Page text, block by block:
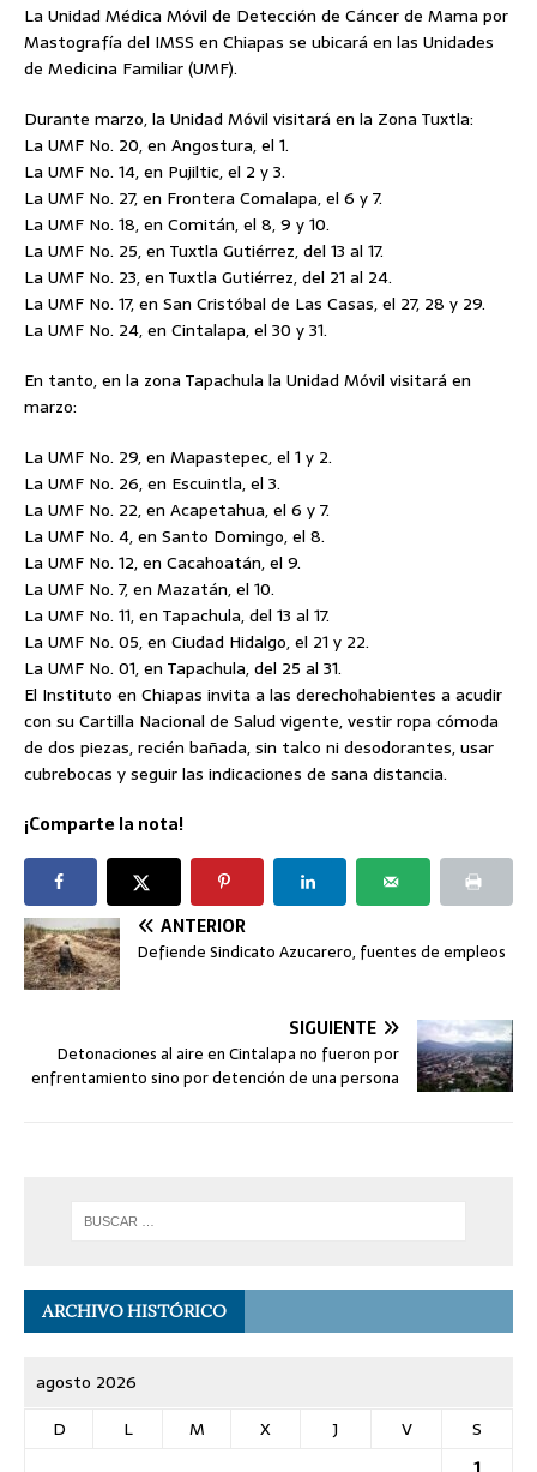
La Unidad Médica Móvil de Detección de Cáncer de Mama por
Mastografía del IMSS en Chiapas se ubicará en las Unidades
de Medicina Familiar (UMF).
Durante marzo, la Unidad Móvil visitará en la Zona Tuxtla:
La UMF No. 20, en Angostura, el 1.
La UMF No. 14, en Pujiltic, el 2 y 3.
La UMF No. 27, en Frontera Comalapa, el 6 y 7.
La UMF No. 18, en Comitán, el 8, 9 y 10.
La UMF No. 25, en Tuxtla Gutiérrez, del 13 al 17.
La UMF No. 23, en Tuxtla Gutiérrez, del 21 al 24.
La UMF No. 17, en San Cristóbal de Las Casas, el 27, 28 y 29.
La UMF No. 24, en Cintalapa, el 30 y 31.
En tanto, en la zona Tapachula la Unidad Móvil visitará en
marzo:
La UMF No. 29, en Mapastepec, el 1 y 2.
La UMF No. 26, en Escuintla, el 3.
La UMF No. 22, en Acapetahua, el 6 y 7.
La UMF No. 4, en Santo Domingo, el 8.
La UMF No. 12, en Cacahoatán, el 9.
La UMF No. 7, en Mazatán, el 10.
La UMF No. 11, en Tapachula, del 13 al 17.
La UMF No. 05, en Ciudad Hidalgo, el 21 y 22.
La UMF No. 01, en Tapachula, del 25 al 31.
El Instituto en Chiapas invita a las derechohabientes a acudir
con su Cartilla Nacional de Salud vigente, vestir ropa cómoda
de dos piezas, recién bañada, sin talco ni desodorantes, usar
cubrebocas y seguir las indicaciones de sana distancia.
¡Comparte la nota!
ANTERIOR
Defiende Sindicato Azucarero, fuentes de empleos
SIGUIENTE
Detonaciones al aire en Cintalapa no fueron por
enfrentamiento sino por detención de una persona
ARCHIVO HISTÓRICO
agosto 2026
D
L M X J V
S